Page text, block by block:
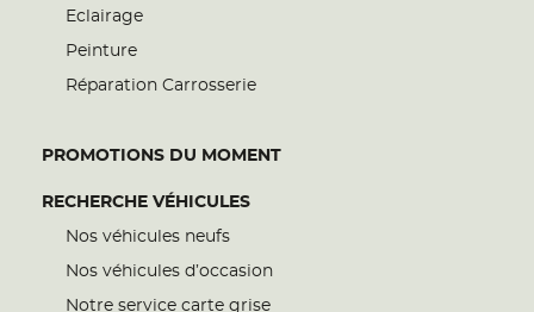
Eclairage
Peinture
Réparation Carrosserie
PROMOTIONS DU MOMENT
RECHERCHE VÉHICULES
Nos véhicules neufs
Nos véhicules d’occasion
Notre service carte grise